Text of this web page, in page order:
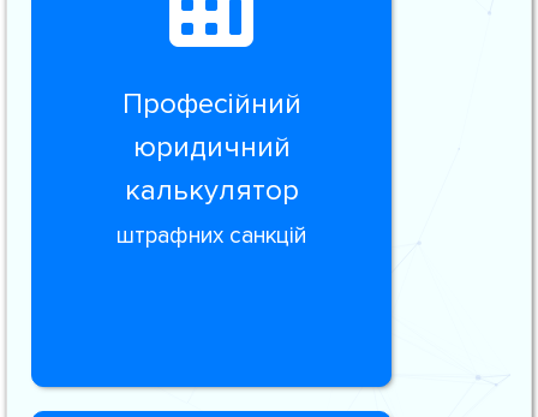
Професійний
юридичний
калькулятор
штрафних санкцій